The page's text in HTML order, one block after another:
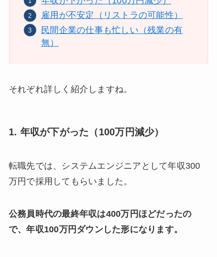
雇用が不安定（リストラの可能性）
民間企業の仕事も忙しい（残業の有
無）
それぞれ詳しく紹介しますね。
1. 年収が下がった（100万円減少）
転職先では、システムエンジニアとして年収300
万円で採用してもらいました。
公務員時代の最終年収は400万円ほどだったの
で、年収100万円ダウンした形になります。